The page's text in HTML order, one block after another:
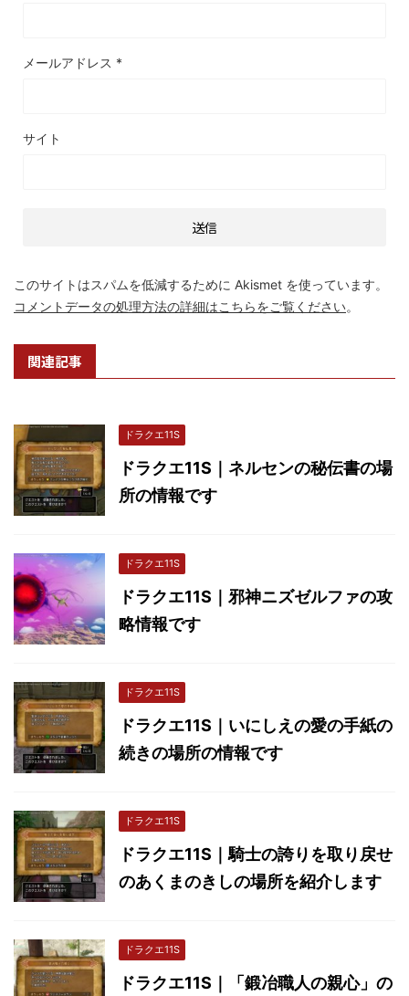
メールアドレス *
サイト
このサイトはスパムを低減するために Akismet を使っています。
コメントデータの処理方法の詳細はこちらをご覧ください。
関連記事
ドラクエ11S
ドラクエ11S｜ネルセンの秘伝書の場
所の情報です
ドラクエ11S
ドラクエ11S｜邪神ニズゼルファの攻
略情報です
ドラクエ11S
ドラクエ11S｜いにしえの愛の手紙の
続きの場所の情報です
ドラクエ11S
ドラクエ11S｜騎士の誇りを取り戻せ
のあくまのきしの場所を紹介します
ドラクエ11S
ドラクエ11S｜「鍛冶職人の親心」の